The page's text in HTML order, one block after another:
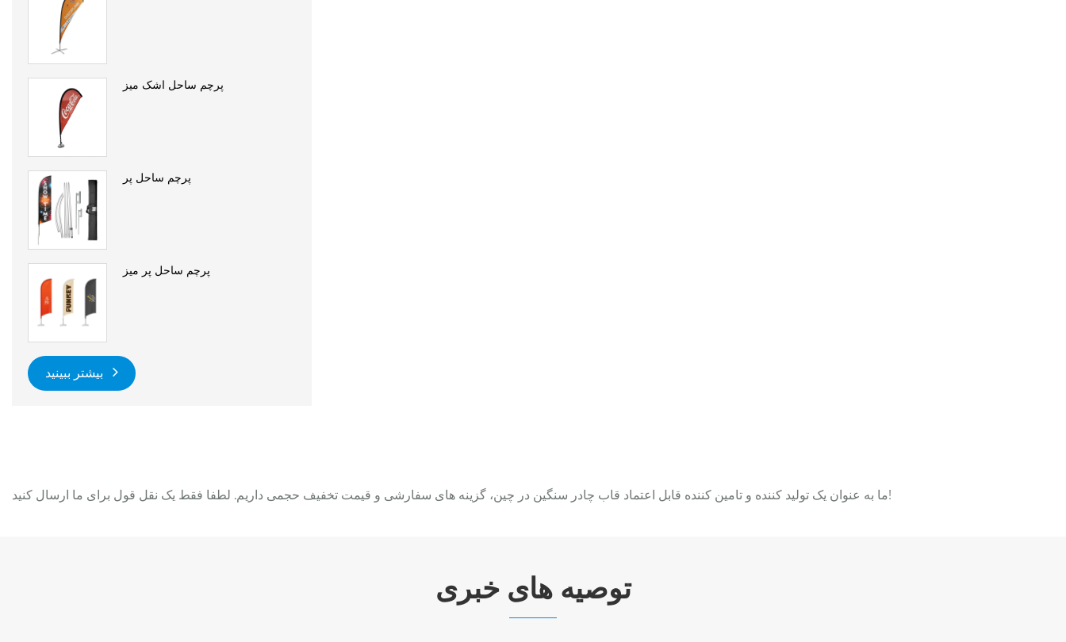
پرچم ساحل اشک میز
پرچم ساحل پر
پرچم ساحل پر میز
ما به عنوان یک تولید کننده و تامین کننده قابل اعتماد قاب چادر سنگین در چین، گزینه های سفارشی و قیمت تخفیف حجمی داریم. لطفا فقط یک نقل قول برای ما ارسال کنید!
توصیه های خبری